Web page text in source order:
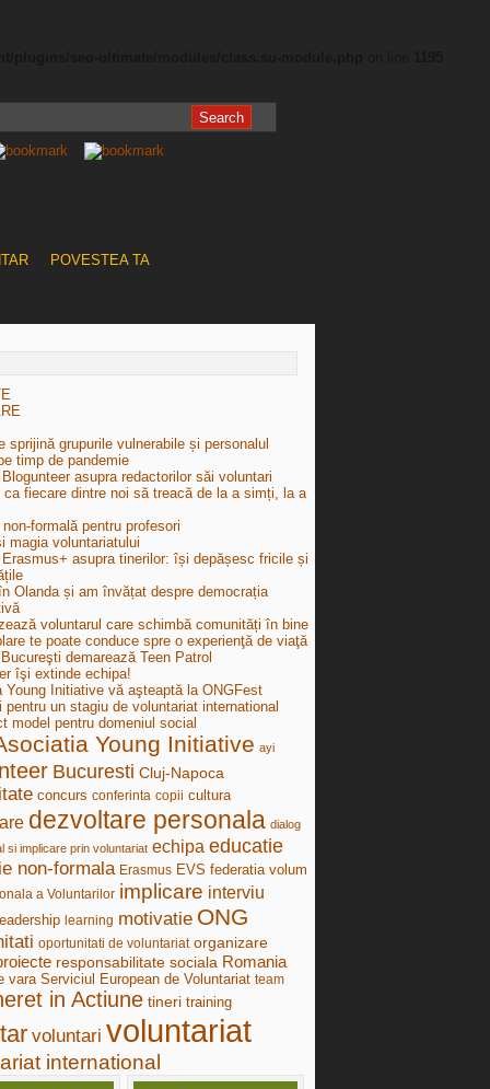
POVESTEA TA
sprijină grupurile vulnerabile și personalul
timp de pandemie
asupra redactorilor săi voluntari
ca fiecare dintre noi să treacă de la a simți, la a
formală pentru profesori
magia voluntariatului
asupra tinerilor: își depășesc fricile și
Olanda și am învățat despre democrația
voluntarul care schimbă comunități în bine
te poate conduce spre o experienţă de viaţă
demarează Teen Patrol
îşi extinde echipa!
Young Initiative vă aşteaptă la ONGFest
pentru un stagiu de voluntariat international
model pentru domeniul social
Young Initiative ayi
Bucuresti Cluj-Napoca
concurs conferinta copii cultura
dezvoltare personala dialog
si implicare prin voluntariat echipa educatie
non-formala Erasmus EVS federatia volum
a Voluntarilor implicare interviu
learning motivatie ONG
oportunitati de voluntariat organizare
responsabilitate sociala Romania
vara Serviciul European de Voluntariat team
in Actiune tineri training
voluntari voluntariat
international